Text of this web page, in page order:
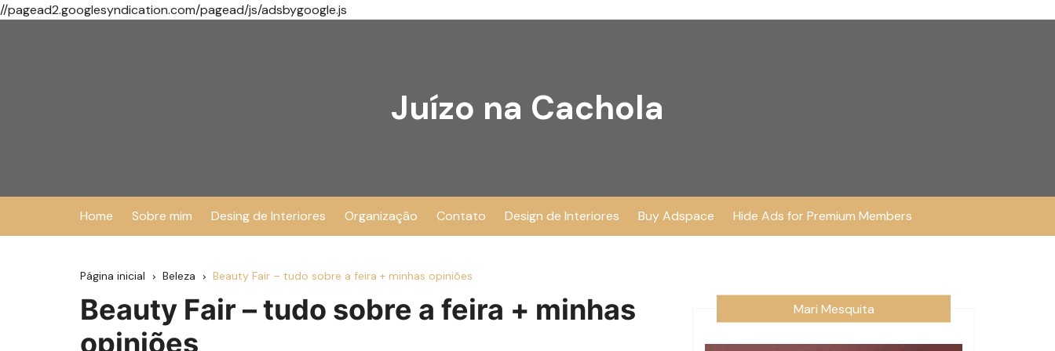
//pagead2.googlesyndication.com/pagead/js/adsbygoogle.js
Juízo na Cachola
Home Sobre mim Desing de Interiores Organização Contato Design de Interiores Buy Adspace Hide Ads for Premium Members
Página inicial Beleza Beauty Fair – tudo sobre a feira + minhas opiniões
Beauty Fair – tudo sobre a feira + minhas
opiniões
Mari Mesquita